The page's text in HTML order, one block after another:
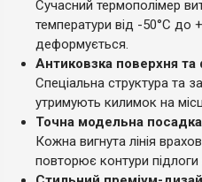
Сучасний термополімер
температури від -50°C до
деформується.
Антиковзка поверхня та
Спеціальна структура та
утримують килимок на
Точна модельна посадка
Кожна вигнута лінія
повторює контури